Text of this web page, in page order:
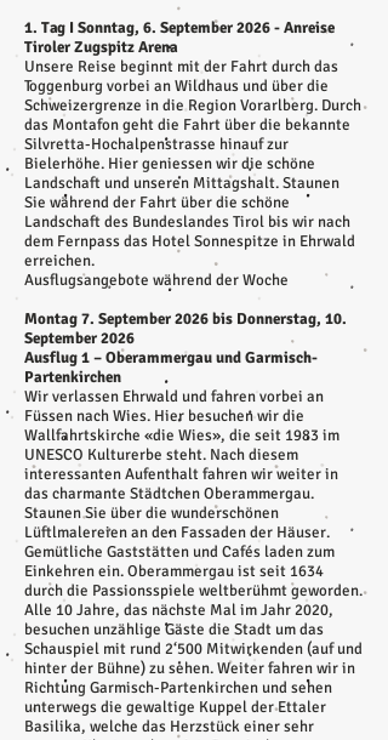
1. Tag I Sonntag, 6. September 2026 - Anreise
Tiroler Zugspitz Arena
Unsere Reise beginnt mit der Fahrt durch das
Toggenburg vorbei an Wildhaus und über die
Schweizergrenze in die Region Vorarlberg. Durch
das Montafon geht die Fahrt über die bekannte
Silvretta-Hochalpenstrasse hinauf zur
Bielerhöhe. Hier geniessen wir die schöne
Landschaft und unseren Mittagshalt. Staunen
Sie während der Fahrt über die schöne
Landschaft des Bundeslandes Tirol bis wir nach
dem Fernpass das Hotel Sonnespitze in Ehrwald
erreichen.
Ausflugsangebote während der Woche
Montag 7. September 2026 bis Donnerstag, 10.
September 2026
Ausflug 1 – Oberammergau und Garmisch-
Partenkirchen
Wir verlassen Ehrwald und fahren vorbei an
Füssen nach Wies. Hier besuchen wir die
Wallfahrtskirche «die Wies», die seit 1983 im
UNESCO Kulturerbe steht. Nach diesem
interessanten Aufenthalt fahren wir weiter in
das charmante Städtchen Oberammergau.
Staunen Sie über die wunderschönen
Lüftlmalereien an den Fassaden der Häuser.
Gemütliche Gaststätten und Cafés laden zum
Einkehren ein. Oberammergau ist seit 1634
durch die Passionsspiele weltberühmt geworden.
Alle 10 Jahre, das nächste Mal im Jahr 2020,
besuchen unzählige Gäste die Stadt um das
Schauspiel mit rund 2‘500 Mitwirkenden (auf und
hinter der Bühne) zu sehen. Weiter fahren wir in
Richtung Garmisch-Partenkirchen und sehen
unterwegs die gewaltige Kuppel der Ettaler
Basilika, welche das Herzstück einer sehr